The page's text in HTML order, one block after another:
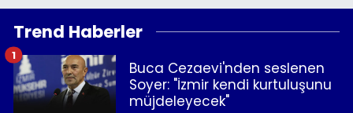
Trend Haberler
Buca Cezaevi'nden seslenen
Soyer: "İzmir kendi kurtuluşunu
müjdeleyecek"
1